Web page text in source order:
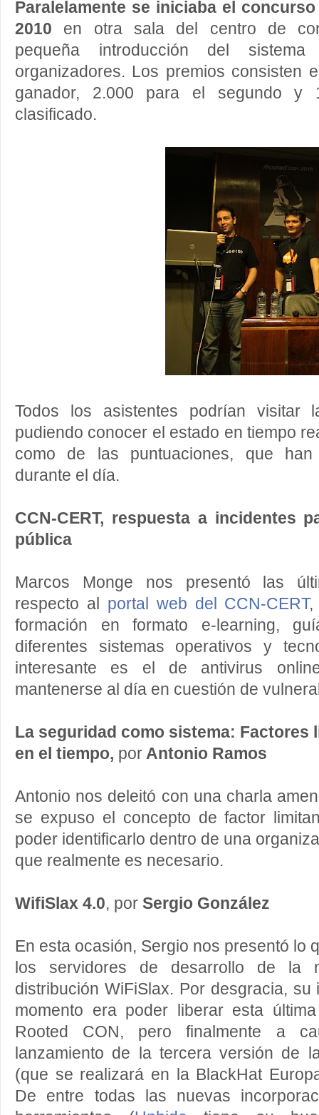
Paralelamente se iniciaba el
2010 en otra sala del centro de
pequeña introducción del
organizadores. Los premios consisten
ganador, 2.000 para el segundo y
clasificado.
Todos los asistentes podrían visitar
pudiendo conocer el estado en tiempo
como de las puntuaciones, que
durante el día.
CCN-CERT, respuesta a incidentes
pública
Marcos Monge nos presentó las
respecto al portal web del CCN-CERT,
formación en formato e-learning,
diferentes sistemas operativos y
interesante es el de antivirus
mantenerse al día en cuestión de
La seguridad como sistema: Factores
en el tiempo, por Antonio Ramos
Antonio nos deleitó con una charla
se expuso el concepto de factor
poder identificarlo dentro de una
que realmente es necesario.
WifiSlax 4.0, por Sergio González
En esta ocasión, Sergio nos presentó lo
los servidores de desarrollo de la
distribución WiFiSlax. Por desgracia,
momento era poder liberar esta
Rooted CON, pero finalmente a
lanzamiento de la tercera versión de
(que se realizará en la BlackHat
De entre todas las nuevas